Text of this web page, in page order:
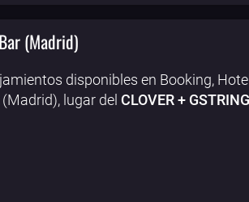
(Madrid)
disponibles en Booking,
lugar del CLOVER +